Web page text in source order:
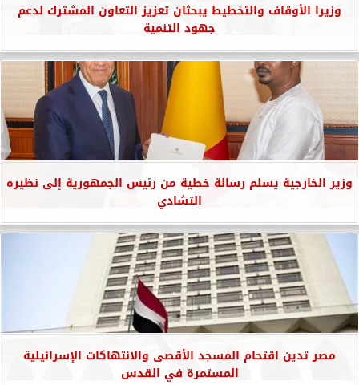
وزيرا الأوقاف والتخطيط يبحثان تعزيز التعاون المشترك لدعم
جهود التنمية
وزير الخارجية يسلم رسالة خطية من رئيس الجمهورية إلى نظيره
التشادي
مصر تدين اقتحام المسجد الأقصى والانتهاكات الإسرائيلية
المستمرة في القدس